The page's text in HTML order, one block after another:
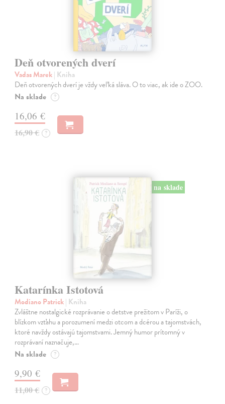
Deň otvorených dverí
Vadas Marek| Kniha
Deň otvorených dverí je vždy veľká sláva. O to viac, ak ide o ZOO.
Na sklade ?
16,06 €
16,90 € ?
na sklade
Katarínka Istotová
Modiano Patrick| Kniha
Zvláštne nostalgické rozprávanie o detstve prežitom v Paríži, o
blízkom vzťahu a porozumení medzi otcom a dcérou a tajomstvách,
ktoré navždy ostávajú tajomstvami. Jemný humor prítomný v
rozprávaní naznačuje,…
Na sklade ?
9,90 €
11,00 € ?